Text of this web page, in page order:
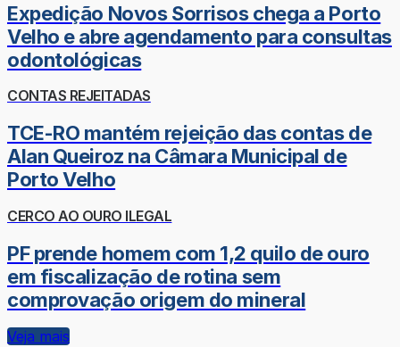
Expedição Novos Sorrisos chega a Porto
Velho e abre agendamento para consultas
odontológicas
CONTAS REJEITADAS
TCE-RO mantém rejeição das contas de
Alan Queiroz na Câmara Municipal de
Porto Velho
CERCO AO OURO ILEGAL
PF prende homem com 1,2 quilo de ouro
em fiscalização de rotina sem
comprovação origem do mineral
Veja mais